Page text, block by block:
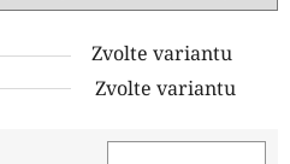
Zvolte variantu
Zvolte variantu